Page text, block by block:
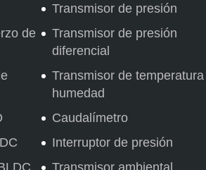
de
Transmisor de presión
Transmisor de presión
diferencial
Transmisor de
humedad
Caudalímetro
Interruptor de presión
Transmisor ambiental